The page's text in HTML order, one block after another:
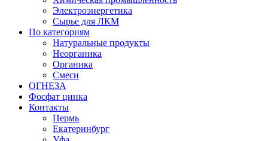
Электроэнергетика
Сырье для ЛКМ
По категориям
Натуральные продукты
Неорганика
Органика
Смеси
ОГНЕЗА
Фосфат цинка
Контакты
Пермь
Екатеринбург